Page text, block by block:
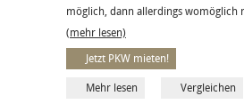
möglich, dann allerdings womöglich
(mehr lesen)
Jetzt PKW mieten!
Mehr lesen Vergleichen